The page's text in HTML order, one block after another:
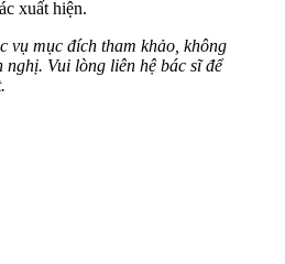
xuất hiện.
vụ mục đích tham khảo, không
nghị. Vui lòng liên hệ bác sĩ để